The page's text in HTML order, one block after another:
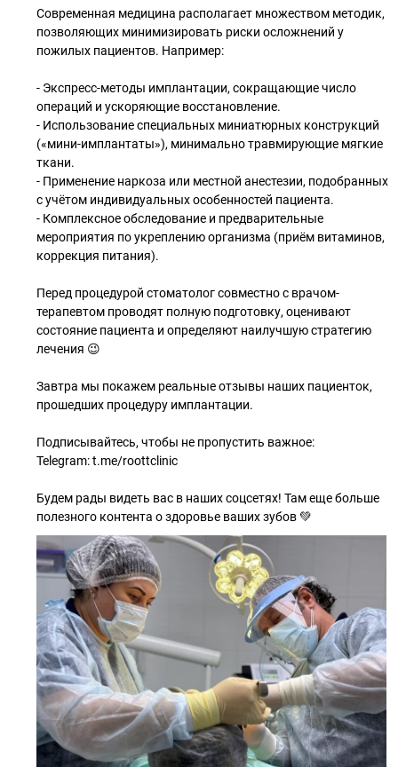
Современная медицина располагает множеством методик,
позволяющих минимизировать риски осложнений у
пожилых пациентов. Например:
- Экспресс-методы имплантации, сокращающие число
операций и ускоряющие восстановление.
- Использование специальных миниатюрных конструкций
(«мини-имплантаты»), минимально травмирующие мягкие
ткани.
- Применение наркоза или местной анестезии, подобранных
с учётом индивидуальных особенностей пациента.
- Комплексное обследование и предварительные
мероприятия по укреплению организма (приём витаминов,
коррекция питания).
Перед процедурой стоматолог совместно с врачом-
терапевтом проводят полную подготовку, оценивают
состояние пациента и определяют наилучшую стратегию
лечения 😉
Завтра мы покажем реальные отзывы наших пациенток,
прошедших процедуру имплантации.
Подписывайтесь, чтобы не пропустить важное:
Telegram: t.me/roottclinic
Будем рады видеть вас в наших соцсетях! Там еще больше
полезного контента о здоровье ваших зубов 💚